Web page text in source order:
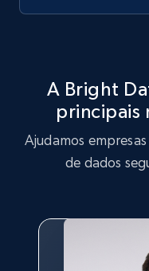
8.3K+
TikTok - Profiles
and country
Account id,
engagement rate,
A Bright
principais
Ajudamos
de dados